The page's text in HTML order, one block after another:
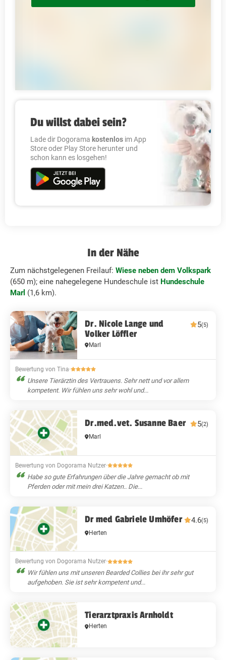
Du willst dabei sein?
Lade dir Dogorama kostenlos im App
Store oder Play Store herunter und
schon kann es losgehen!
In der Nähe
Zum nächstgelegenen Freilauf: Wiese neben dem Volkspark
(650 m); eine nahegelegene Hundeschule ist Hundeschule
Marl (1,6 km).
Dr. Nicole Lange und
Volker Löffler
5(5)
Marl
Bewertung von Tina·
Unsere Tierärztin des Vertrauens. Sehr nett und vor allem
kompetent. Wir fühlen uns sehr wohl und...
Dr.med.vet. Susanne Baer 5(2)
Marl
Bewertung von Dogorama Nutzer·
Habe so gute Erfahrungen über die Jahre gemacht ob mit
Pferden oder mit mein drei Katzen.. Die...
Dr med Gabriele Umhöfer 4.6(5)
Herten
Bewertung von Dogorama Nutzer·
Wir fühlen uns mit unseren Bearded Collies bei ihr sehr gut
aufgehoben. Sie ist sehr kompetent und...
Tierarztpraxis Arnholdt
Herten